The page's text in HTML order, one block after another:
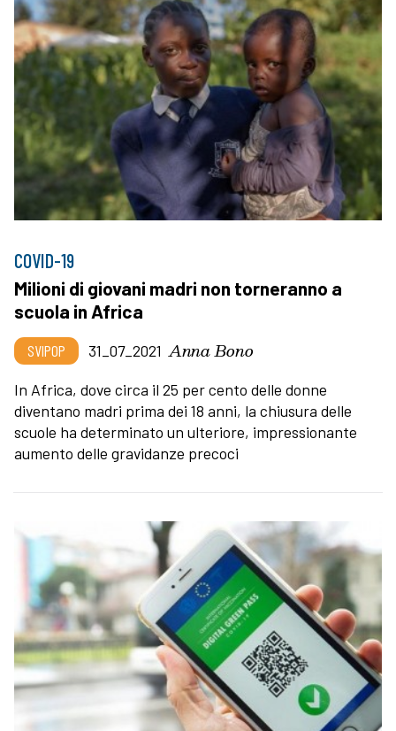
COVID-19
Milioni di giovani madri non torneranno a
scuola in Africa
SVIPOP 31_07_2021 Anna Bono
In Africa, dove circa il 25 per cento delle donne
diventano madri prima dei 18 anni, la chiusura delle
scuole ha determinato un ulteriore, impressionante
aumento delle gravidanze precoci